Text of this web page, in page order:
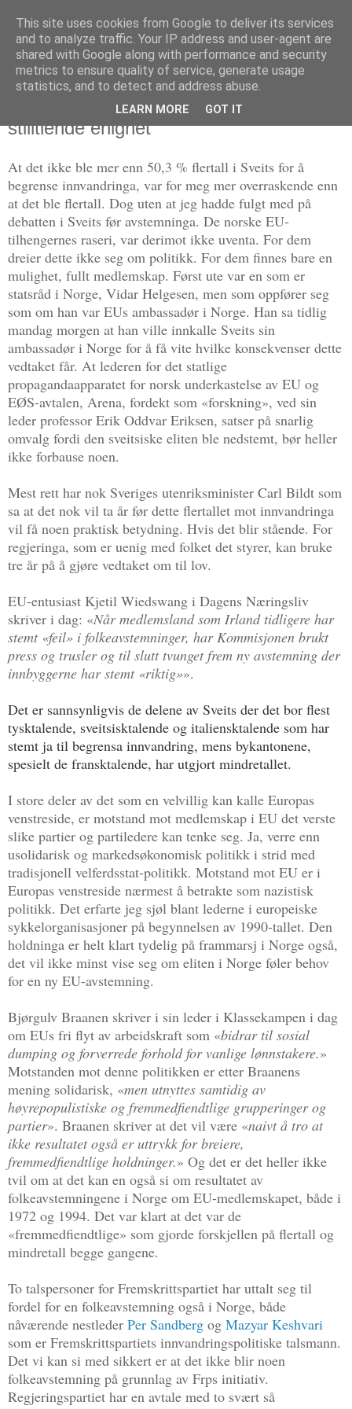
Politikus
tirsdag 11. februar 2014
EU-elitens raseri — og «venstresida»s
stilltiende enighet
At det ikke ble mer enn 50,3 % flertall i Sveits for å
begrense innvandringa, var for meg mer overraskende enn
at det ble flertall. Dog uten at jeg hadde fulgt med på
debatten i Sveits før avstemninga. De norske EU-
tilhengernes raseri, var derimot ikke uventa. For dem
dreier dette ikke seg om politikk. For dem finnes bare en
mulighet, fullt medlemskap. Først ute var en som er
statsråd i Norge, Vidar Helgesen, men som oppfører seg
som om han var EUs ambassadør i Norge. Han sa tidlig
mandag morgen at han ville innkalle Sveits sin
ambassadør i Norge for å få vite hvilke konsekvenser dette
vedtaket får. At lederen for det statlige
propagandaapparatet for norsk underkastelse av EU og
EØS-avtalen, Arena, fordekt som «forskning», ved sin
leder professor Erik Oddvar Eriksen, satser på snarlig
omvalg fordi den sveitsiske eliten ble nedstemt, bør heller
ikke forbause noen.
Mest rett har nok Sveriges utenriksminister Carl Bildt som
sa at det nok vil ta år før dette flertallet mot innvandringa
vil få noen praktisk betydning. Hvis det blir stående. For
regjeringa, som er uenig med folket det styrer, kan bruke
tre år på å gjøre vedtaket om til lov.
EU-entusiast Kjetil Wiedswang i Dagens Næringsliv
skriver i dag: «Når medlemsland som Irland tidligere har
stemt «feil» i folkeavstemninger, har Kommisjonen brukt
press og trusler og til slutt tvunget frem ny avstemning der
innbyggerne har stemt «riktig»».
Det er sannsynligvis de delene av Sveits der det bor flest
tysktalende, sveitsisktalende og italiensktalende som har
stemt ja til begrensa innvandring, mens bykantonene,
spesielt de fransktalende, har utgjort mindretallet.
I store deler av det som en velvillig kan kalle Europas
venstreside, er motstand mot medlemskap i EU det verste
slike partier og partiledere kan tenke seg. Ja, verre enn
usolidarisk og markedsøkonomisk politikk i strid med
tradisjonell velferdsstat-politikk. Motstand mot EU er i
Europas venstreside nærmest å betrakte som nazistisk
politikk. Det erfarte jeg sjøl blant lederne i europeiske
sykkelorganisasjoner på begynnelsen av 1990-tallet. Den
holdninga er helt klart tydelig på frammarsj i Norge også,
det vil ikke minst vise seg om eliten i Norge føler behov
for en ny EU-avstemning.
Bjørgulv Braanen skriver i sin leder i Klassekampen i dag
om EUs fri flyt av arbeidskraft som «bidrar til sosial
dumping og forverrede forhold for vanlige lønnstakere.»
Motstanden mot denne politikken er etter Braanens
mening solidarisk, «men utnyttes samtidig av
høyrepopulistiske og fremmedfiendtlige grupperinger og
partier». Braanen skriver at det vil være «naivt å tro at
ikke resultatet også er uttrykk for breiere,
fremmedfiendtlige holdninger.» Og det er det heller ikke
tvil om at det kan en også si om resultatet av
folkeavstemningene i Norge om EU-medlemskapet, både i
1972 og 1994. Det var klart at det var de
«fremmedfiendtlige» som gjorde forskjellen på flertall og
mindretall begge gangene.
To talspersoner for Fremskrittspartiet har uttalt seg til
fordel for en folkeavstemning også i Norge, både
nåværende nestleder Per Sandberg og Mazyar Keshvari
som er Fremskrittspartiets innvandringspolitiske talsmann.
Det vi kan si med sikkert er at det ikke blir noen
folkeavstemning på grunnlag av Frps initiativ.
Regjeringspartiet har en avtale med to svært så
This site uses cookies from Google to deliver its services
and to analyze traffic. Your IP address and user-agent are
shared with Google along with performance and security
metrics to ensure quality of service, generate usage
statistics, and to detect and address abuse.
LEARN MORE GOT IT